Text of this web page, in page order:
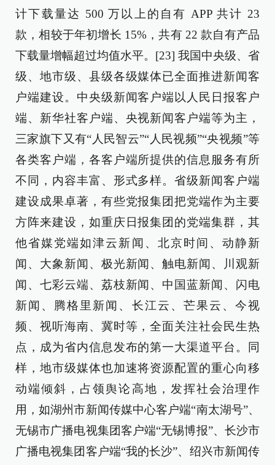
计下载量达 500 万以上的自有 APP 共计 23
款，相较于年初增长 15%，共有 22 款自有产品
下载量增幅超过均值水平。[23] 我国中央级、省
级、地市级、县级各级媒体已全面推进新闻客
户端建设。中央级新闻客户端以人民日报客户
端、新华社客户端、央视新闻客户端等为主，
三家旗下又有“人民智云”“人民视频”“央视频”等
各类客户端，各客户端所提供的信息服务有所
不同，内容丰富、形式多样。省级新闻客户端
建设成果卓著，有些党报集团把党端作为主要
方阵来建设，如重庆日报集团的党端集群，其
他省媒党端如津云新闻、北京时间、动静新
闻、大象新闻、极光新闻、触电新闻、川观新
闻、七彩云端、荔枝新闻、中国蓝新闻、闪电
新闻、腾格里新闻、长江云、芒果云、今视
频、视听海南、冀时等，全面关注社会民生热
点，成为省内信息发布的第一大渠道平台。同
样，地市级媒体也加速将资源配置的重心向移
动端倾斜，占领舆论高地，发挥社会治理作
用，如湖州市新闻传媒中心客户端“南太湖号”、
无锡市广播电视集团客户端“无锡博报”、长沙市
广播电视集团客户端“我的长沙”、绍兴市新闻传